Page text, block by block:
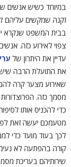
במיוחד כשיש אנשים
זקנה שמקשים עליהם
בבית המשפט שנקרא
צפוי לאירוע כזה.
עדיין את היתרון של
את התועלת הרבה שיש
שאירוע מצער קרה
מסמך כזה.
כדי להכניס אותו
מטעמכם יעשה זאת
לכך בעוד מועד כדי
קורה בהפתעה לא
שירותיהם בעריכת